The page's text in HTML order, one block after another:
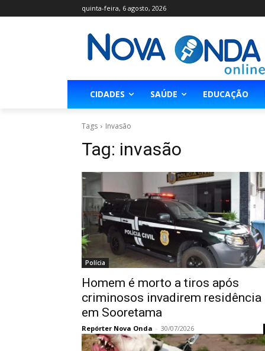
quinta-feira, 6 agosto, 2026
CIDADES SAÚDE EDUCAÇÃO
Tags Invasão
Tag: invasão
Polícia
Homem é morto a tiros após
criminosos invadirem residência
em Sooretama
Repórter Nova Onda - 30/07/2026